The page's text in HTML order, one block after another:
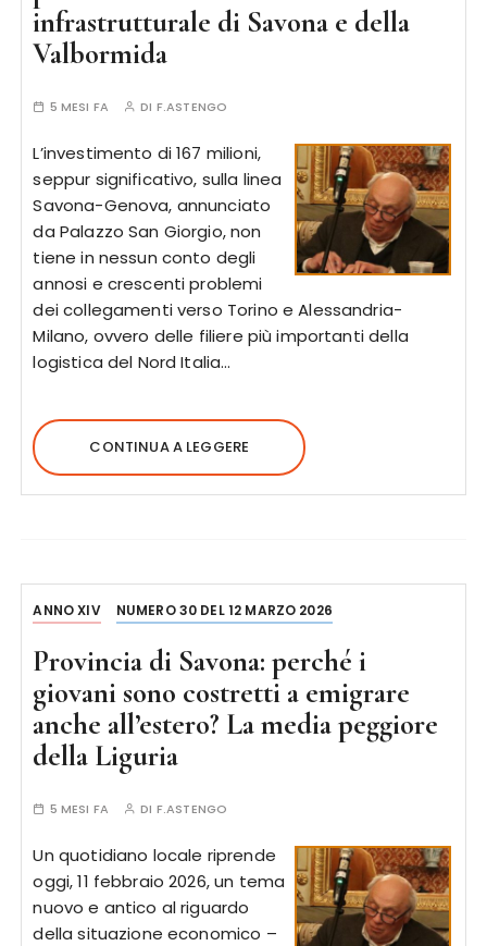
infrastrutturale di Savona e della
Valbormida
5 MESI FA DI F.ASTENGO
L’investimento di 167 milioni,
seppur significativo, sulla linea
Savona-Genova, annunciato
da Palazzo San Giorgio, non
tiene in nessun conto degli
annosi e crescenti problemi
dei collegamenti verso Torino e Alessandria-
Milano, ovvero delle filiere più importanti della
logistica del Nord Italia…
CONTINUA A LEGGERE
ANNO XIV NUMERO 30 DEL 12 MARZO 2026
Provincia di Savona: perché i
giovani sono costretti a emigrare
anche all’estero? La media peggiore
della Liguria
5 MESI FA DI F.ASTENGO
Un quotidiano locale riprende
oggi, 11 febbraio 2026, un tema
nuovo e antico al riguardo
della situazione economico –